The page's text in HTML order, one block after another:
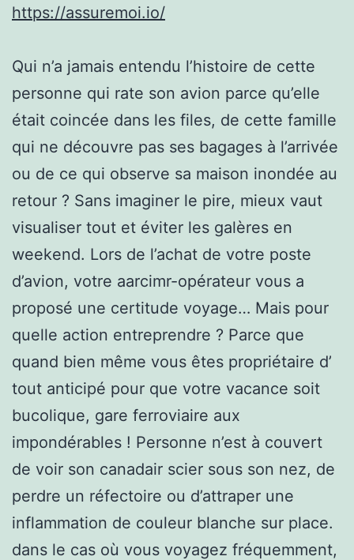
https://assuremoi.io/
Qui n’a jamais entendu l’histoire de cette
personne qui rate son avion parce qu’elle
était coincée dans les files, de cette famille
qui ne découvre pas ses bagages à l’arrivée
ou de ce qui observe sa maison inondée au
retour ? Sans imaginer le pire, mieux vaut
visualiser tout et éviter les galères en
weekend. Lors de l’achat de votre poste
d’avion, votre aarcimr-opérateur vous a
proposé une certitude voyage… Mais pour
quelle action entreprendre ? Parce que
quand bien même vous êtes propriétaire d’
tout anticipé pour que votre vacance soit
bucolique, gare ferroviaire aux
impondérables ! Personne n’est à couvert
de voir son canadair scier sous son nez, de
perdre un réfectoire ou d’attraper une
inflammation de couleur blanche sur place.
dans le cas où vous voyagez fréquemment,